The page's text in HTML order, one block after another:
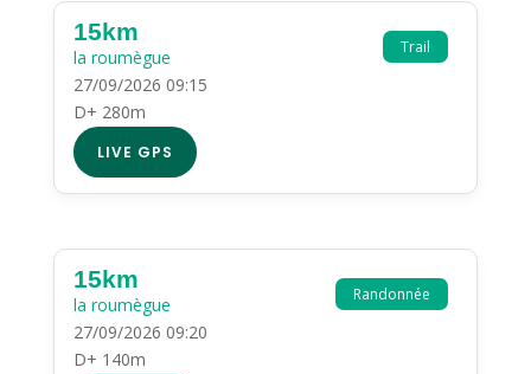
Trail
15km
la roumègue
27/09/2026 09:15
D+ 280m
LIVE GPS
Randonnée
15km
la roumègue
27/09/2026 09:20
D+ 140m